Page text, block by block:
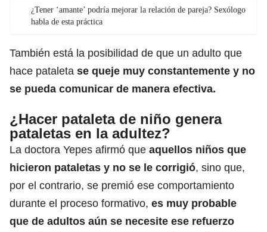
¿Tener ‘amante’ podría mejorar la relación de pareja? Sexólogo
habla de esta práctica
También está la posibilidad de que un adulto que
hace pataleta se queje muy constantemente y no
se pueda comunicar de manera efectiva.
¿Hacer pataleta de niño genera
pataletas en la adultez?
La doctora Yepes afirmó que aquellos niños que
hicieron pataletas y no se le corrigió, sino que,
por el contrario, se premió ese comportamiento
durante el proceso formativo, es muy probable
que de adultos aún se necesite ese refuerzo